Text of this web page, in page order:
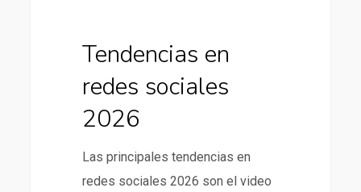
Tendencias en
redes sociales
2026
Las principales tendencias en
redes sociales 2026 son el video